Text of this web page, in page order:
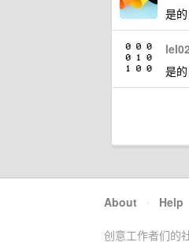
是
是
About · Help
创意工作者们的